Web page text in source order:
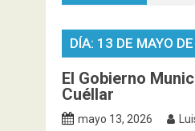
DÍA: 13 DE MAYO
El Gobierno
Cuéllar
mayo 13, 2026